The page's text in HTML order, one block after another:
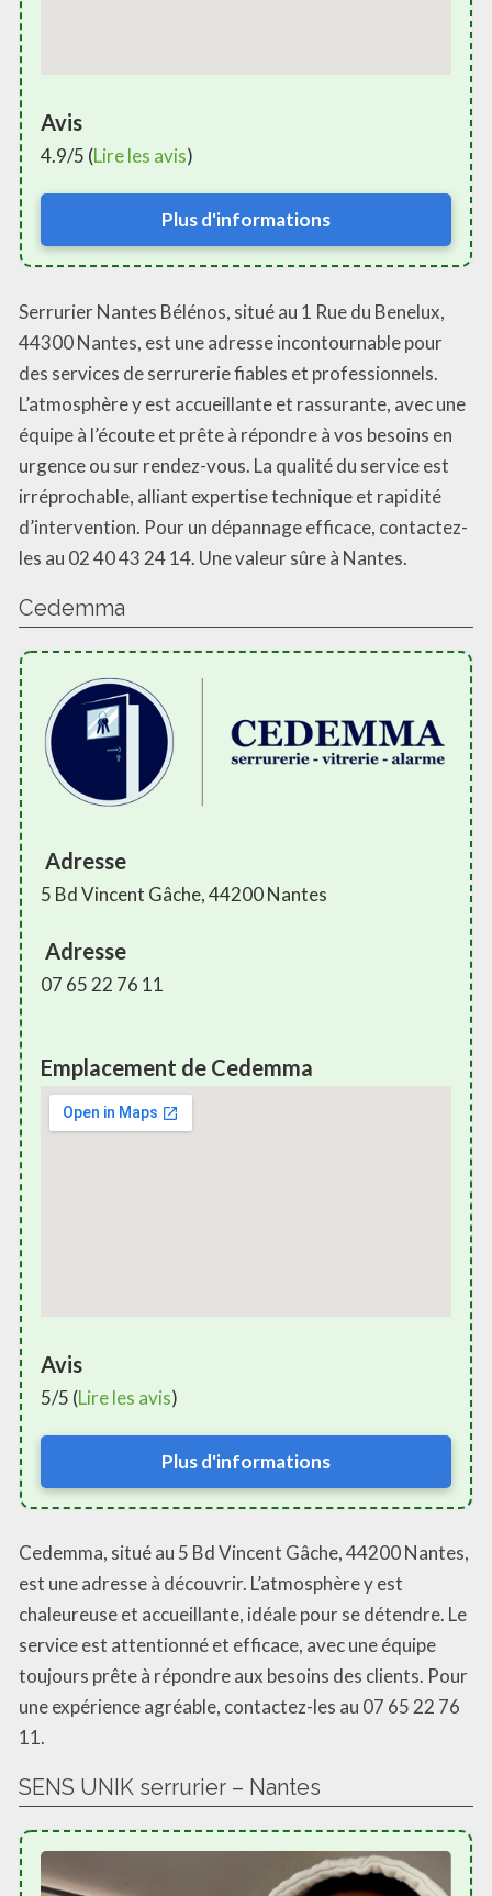
Avis
4.9/5 (Lire les avis)
Plus d'informations
Serrurier Nantes Bélénos, situé au 1 Rue du Benelux,
44300 Nantes, est une adresse incontournable pour
des services de serrurerie fiables et professionnels.
L’atmosphère y est accueillante et rassurante, avec une
équipe à l’écoute et prête à répondre à vos besoins en
urgence ou sur rendez-vous. La qualité du service est
irréprochable, alliant expertise technique et rapidité
d’intervention. Pour un dépannage efficace, contactez-
les au 02 40 43 24 14. Une valeur sûre à Nantes.
Cedemma
Adresse
5 Bd Vincent Gâche, 44200 Nantes
Adresse
07 65 22 76 11
Emplacement de Cedemma
Avis
5/5 (Lire les avis)
Plus d'informations
Cedemma, situé au 5 Bd Vincent Gâche, 44200 Nantes,
est une adresse à découvrir. L’atmosphère y est
chaleureuse et accueillante, idéale pour se détendre. Le
service est attentionné et efficace, avec une équipe
toujours prête à répondre aux besoins des clients. Pour
une expérience agréable, contactez-les au 07 65 22 76
11.
SENS UNIK serrurier – Nantes